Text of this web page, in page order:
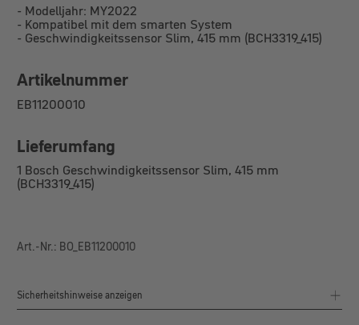
- Modelljahr: MY2022
- Kompatibel mit dem smarten System
- Geschwindigkeitssensor Slim, 415 mm (BCH3319_415)
Artikelnummer
EB11200010
Lieferumfang
1 Bosch Geschwindigkeitssensor Slim, 415 mm
(BCH3319_415)
Art.-Nr.: BO_EB11200010
Sicherheitshinweise anzeigen